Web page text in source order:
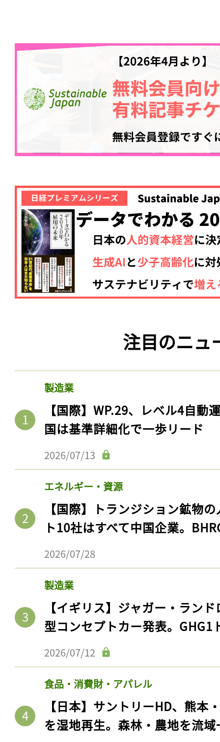
注目のニュ
製造業
【国際】WP.29、レベル4自動
国は基準詳細化で一歩リード
2026/07/13
エネルギー・資源
【国際】トランジション鉱物
ト10社はすべて中国企業。
2026/07/28
製造業
【イギリス】ジャガー・ラン
型コンセプトカー発表。GHG1
2026/07/12
食品・消費財・アパレル
【日本】サントリーHD、熊本
を湿地再生。森林・農地を流